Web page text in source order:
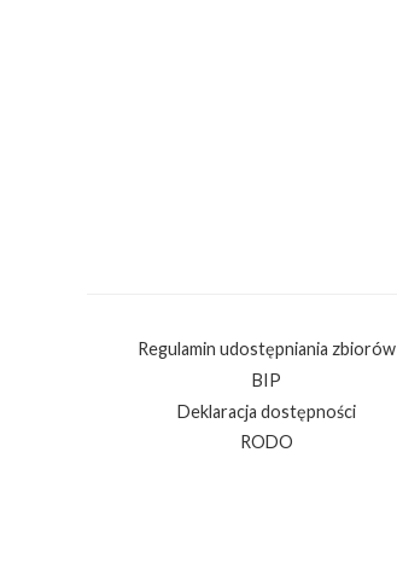
Regulamin udostępniania zbiorów
BIP
Deklaracja dostępności
RODO